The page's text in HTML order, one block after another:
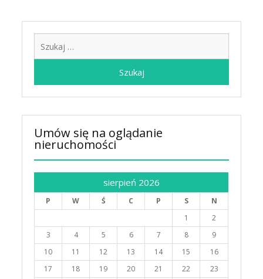
Umów się na oglądanie
nieruchomości
sierpień 2026
P W Ś C P S
N
1
2
3
4 5 6 7 8
9
10
11 12 13 14 15
16
17
18 19 20 21 22
23